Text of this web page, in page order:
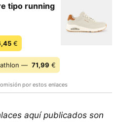
tipo running
€
— 71,99 €
por estos enlaces
aquí publicados son